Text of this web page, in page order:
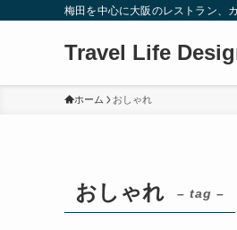
梅田を中心に大阪のレストラン、
Travel Life
ホーム おしゃれ
おしゃれ – tag –